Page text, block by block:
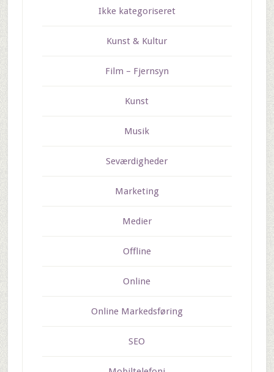
Ikke kategoriseret
Kunst & Kultur
Film – Fjernsyn
Kunst
Musik
Seværdigheder
Marketing
Medier
Offline
Online
Online Markedsføring
SEO